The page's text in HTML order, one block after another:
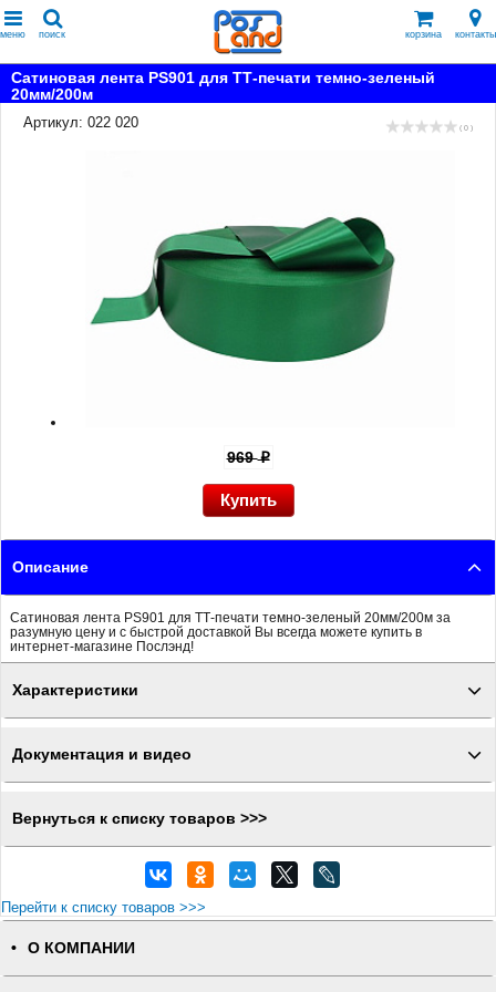
меню поиск корзина контакты
Сатиновая лента PS901 для ТТ-печати темно-зеленый
20мм/200м
Артикул: 022 020
( 0 )
969p
Описание
Сатиновая лента PS901 для ТТ-печати темно-зеленый 20мм/200м за
разумную цену и с быстрой доставкой Вы всегда можете купить в
интернет-магазине Послэнд!
Характеристики
Документация и видео
Вернуться к списку товаров >>>
Перейти к списку товаров >>>
О КОМПАНИИ